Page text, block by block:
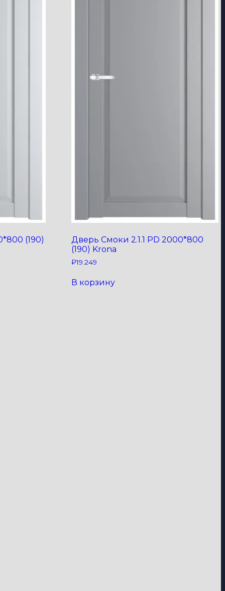
(190)
Дверь Смоки 2.1.1 PD 2000*800
(190) Krona
₽19.249
В корзину